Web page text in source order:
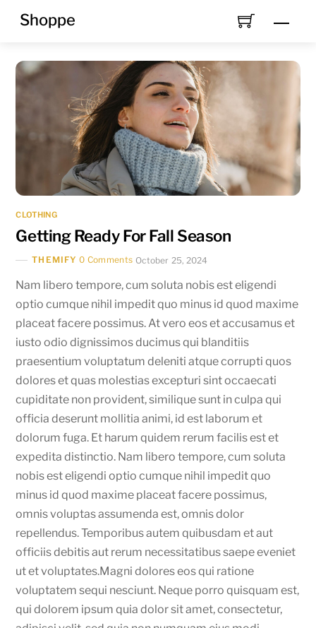
Shoppe
CLOTHING
Getting Ready For Fall Season
THEMIFY 0 Comments October 25, 2024
Nam libero tempore, cum soluta nobis est eligendi
optio cumque nihil impedit quo minus id quod maxime
placeat facere possimus. At vero eos et accusamus et
iusto odio dignissimos ducimus qui blanditiis
praesentium voluptatum deleniti atque corrupti quos
dolores et quas molestias excepturi sint occaecati
cupiditate non provident, similique sunt in culpa qui
officia deserunt mollitia animi, id est laborum et
dolorum fuga. Et harum quidem rerum facilis est et
expedita distinctio. Nam libero tempore, cum soluta
nobis est eligendi optio cumque nihil impedit quo
minus id quod maxime placeat facere possimus,
omnis voluptas assumenda est, omnis dolor
repellendus. Temporibus autem quibusdam et aut
officiis debitis aut rerum necessitatibus saepe eveniet
ut et voluptates.Magni dolores eos qui ratione
voluptatem sequi nesciunt. Neque porro quisquam est,
qui dolorem ipsum quia dolor sit amet, consectetur,